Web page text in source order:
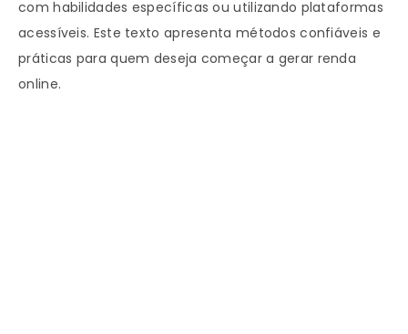
com habilidades específicas ou utilizando plataformas
acessíveis. Este texto apresenta métodos confiáveis e
práticas para quem deseja começar a gerar renda
online.